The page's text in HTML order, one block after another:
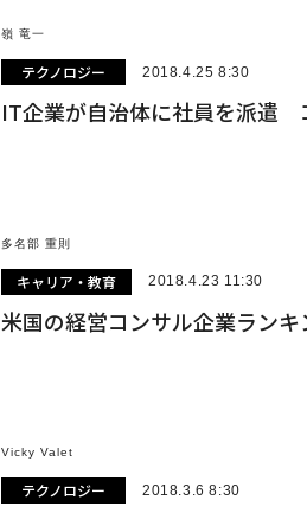
嶺 竜一
テクノロジー 2018.4.25 8:30
IT企業が自治体に社員を派遣
多名部 重則
キャリア・教育 2018.4.23 11:30
米国の経営コンサル企業ラン
Vicky Valet
テクノロジー 2018.3.6 8:30